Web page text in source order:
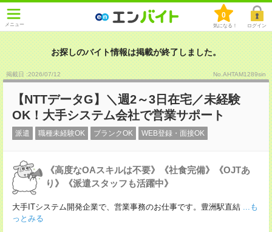
メニュー
0
気になる！ ログイン
お探しのバイト情報は掲載が終了しました。
掲載日 :2026/07/12 No.AHTAM1289sin
【NTTデータG】＼週2～3日在宅／未経験
OK！大手システム会社で営業サポート
派遣 職種未経験OK ブランクOK WEB登録・面接OK
《高度なOAスキルは不要》《社食完備》《OJTあ
り》《派遣スタッフも活躍中》
大手ITシステム開発企業で、営業事務のお仕事です。豊洲駅直結 ...も
っとみる